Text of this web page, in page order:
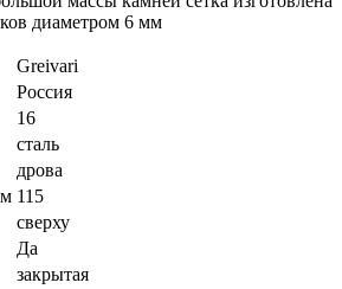
диаметром 6 мм
Greivari
Россия
16
сталь
дрова
115
сверху
Да
закрытая